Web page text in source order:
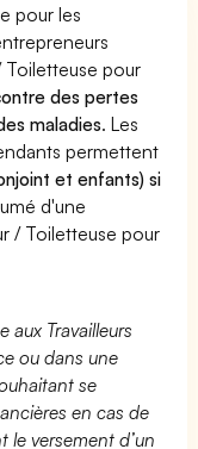
pour les
pour
des pertes
maladies. Les
permettent
et enfants) si
d'une
/ Toiletteuse pour
aux Travailleurs
ou dans une
se
en cas de
le versement d’un